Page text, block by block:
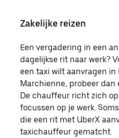
Zakelijke reizen
Een vergadering in een
dagelijkse rit naar werk?
een taxi wilt aanvragen
Marchienne, probeer dan
De chauffeur richt zich
focussen op je werk.
die een rit met UberX
taxichauffeur gematcht.